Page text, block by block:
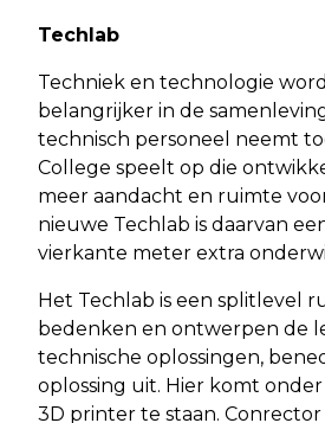
Techlab
Techniek en technologie
belangrijker in de
technisch personeel neemt
College speelt op die
meer aandacht en ruimte
nieuwe Techlab is daarvan
vierkante meter extra
Het Techlab is een splitlevel
bedenken en ontwerpen de
technische oplossingen,
oplossing uit. Hier komt
3D printer te staan. Conrector